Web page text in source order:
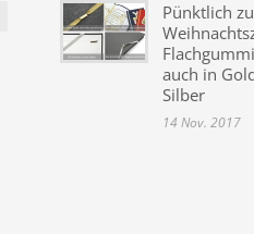
Pünktlich
auch in
Silber
14 Nov. 2017